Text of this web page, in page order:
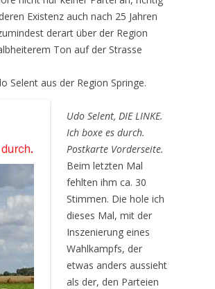
Existenz auch nach 25 Jahren
derart über der Region
Ton auf der Strasse
Selent aus der Region Springe.
Udo Selent, DIE LINKE.
Ich boxe es durch.
Postkarte Vorderseite.
Beim letzten Mal
fehlten ihm ca. 30
Stimmen. Die hole ich
dieses Mal, mit der
Inszenierung eines
Wahlkampfs, der
etwas anders aussieht
als der, den Parteien